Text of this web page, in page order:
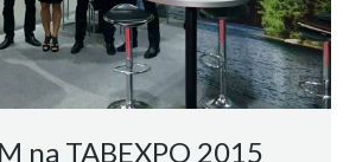
na TABEXPO 2015